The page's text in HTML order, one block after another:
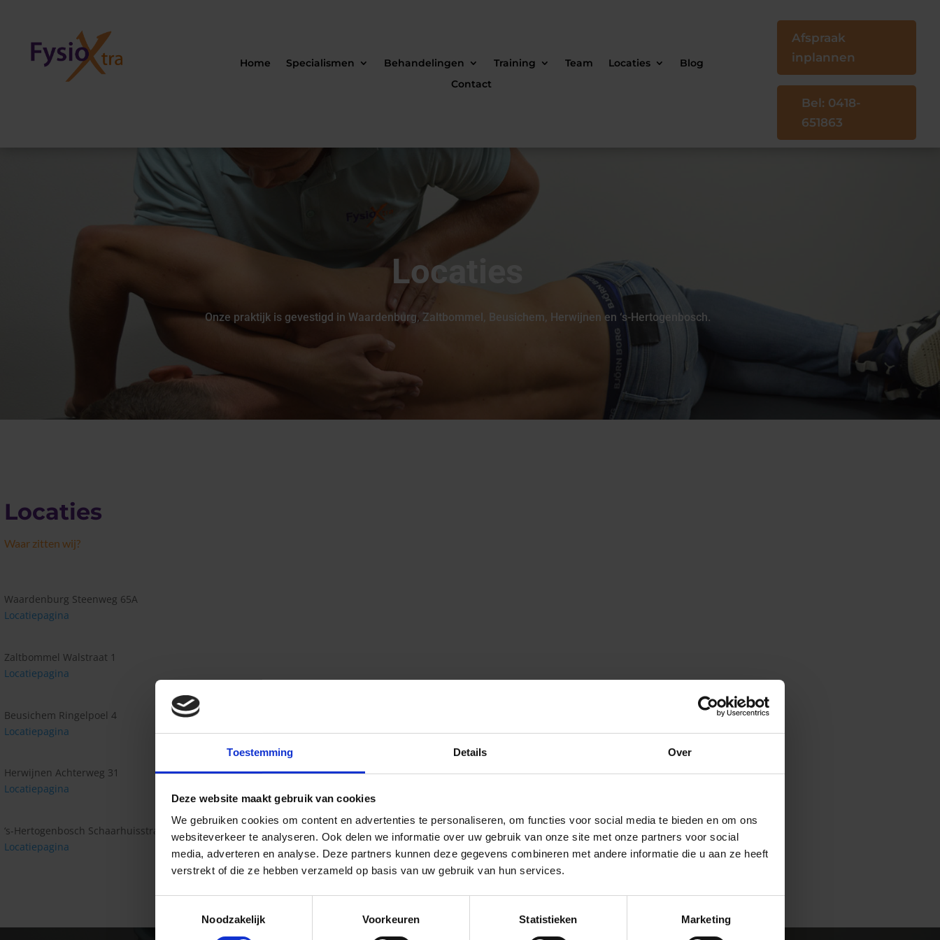
Toestemming Details Over
Deze website maakt gebruik van cookies
We gebruiken cookies om content en advertenties te personaliseren, om functies voor social media te bieden en om ons
websiteverkeer te analyseren. Ook delen we informatie over uw gebruik van onze site met onze partners voor social
media, adverteren en analyse. Deze partners kunnen deze gegevens combineren met andere informatie die u aan ze heeft
verstrekt of die ze hebben verzameld op basis van uw gebruik van hun services.
Noodzakelijk
Voorkeuren Statistieken Marketing
Home Specialismen Behandelingen Training Team Locaties
Blog
Contact
Afspraak
inplannen
Bel: 0418-
651863
Locaties
Onze praktijk is gevestigd in Waardenburg, Zaltbommel, Beusichem, Herwijnen en ‘s-Hertogenbosch.
Locaties
Waar zitten wij?
Waardenburg Steenweg 65A
Locatiepagina
Zaltbommel Walstraat 1
Locatiepagina
Beusichem Ringelpoel 4
Locatiepagina
Herwijnen Achterweg 31
Locatiepagina
‘s-Hertogenbosch Schaarhuisstraat 14
Locatiepagina